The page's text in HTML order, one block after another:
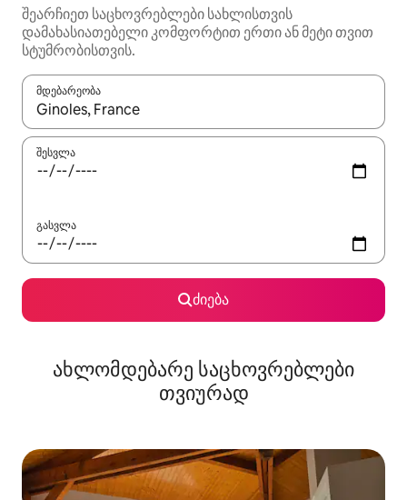
შეარჩიეთ საცხოვრებლები სახლისთვის
დამახასიათებელი კომფორტით ერთი ან მეტი თვით
სტუმრობისთვის.
მდებარეობა
როცა შედეგები ხელმისაწვდომი გახდება, ნავიგაციისთვის
შესვლა
გასვლა
ძიება
ახლომდებარე საცხოვრებლები
თვიურად